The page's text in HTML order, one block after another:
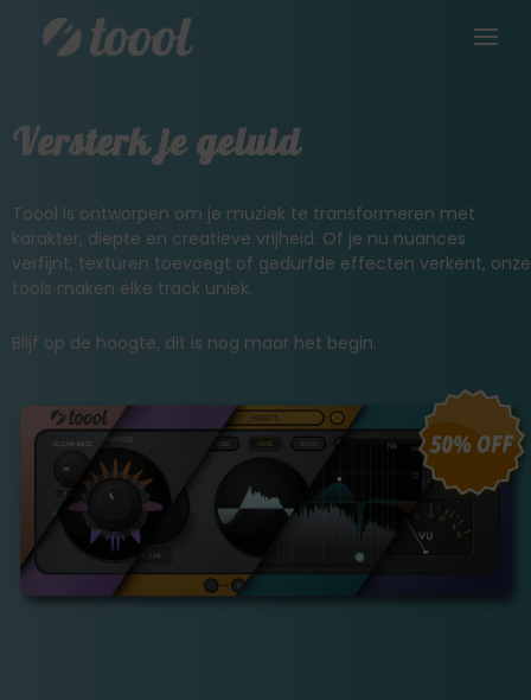
Versterk je geluid
Toool is ontworpen om je muziek te transformeren met
karakter, diepte en creatieve vrijheid. Of je nu nuances
verfijnt, texturen toevoegt of gedurfde effecten verkent, onze
tools maken elke track uniek.
Blijf op de hoogte, dit is nog maar het begin.